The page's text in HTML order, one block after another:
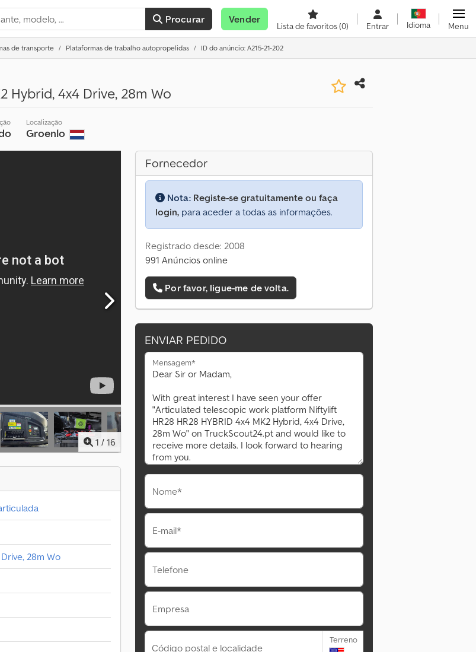
Procurar Vender
Lista de favoritos(0) Entrar Idioma Menu
de transporte Plataformas de trabalho autopropelidas ID do anúncio: A215-21-202
Hybrid, 4x4 Drive, 28m Wo
Localização
Groenlo
1 / 16
28m Wo
Fornecedor
Nota: Registe-se gratuitamente ou faça
login, para aceder a todas as informações.
Registrado desde: 2008
991 Anúncios online
Por favor, ligue-me de volta.
ENVIAR PEDIDO
Mensagem*
Nome*
E-mail*
Telefone
Empresa
Código postal e localidade
Terreno